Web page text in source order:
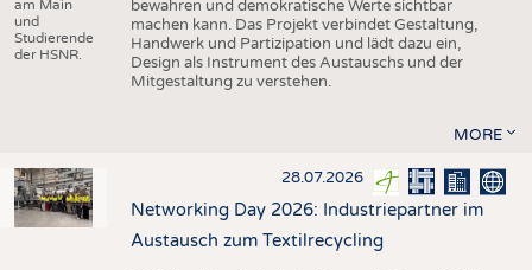
am Main
und
Studierende
der HSNR.
bewahren und demokratische Werte sichtbar
machen kann. Das Projekt verbindet Gestaltung,
Handwerk und Partizipation und lädt dazu ein,
Design als Instrument des Austauschs und der
Mitgestaltung zu verstehen.
MORE
28.07.2026
Networking Day 2026: Industriepartner im
Austausch zum Textilrecycling